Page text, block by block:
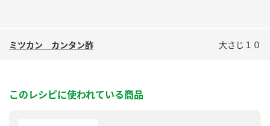
ミツカン カンタン酢 大さじ１０
このレシピに使われている商品